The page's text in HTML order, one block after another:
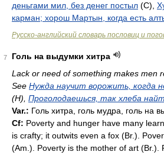
деньгами мил, без денег постыл (C),
карман; хорош Мартын, когда есть
Русско-английский словарь пословиц и
7
Голь на выдумки хитра
Lack or need of something makes men
See Нужда научит ворожить, когда
(H), Проголодаешься, так хлеба
Var.: Голь хитра, голь мудра, голь на
Cf: Poverty and hunger have many
is crafty; it outwits even a fox (Br.).
(Am. ). Poverty is the mother of art (Br.).